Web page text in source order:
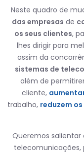
Neste quadro de
das empresas de
os seus clientes,
lhes dirigir para
assim da
sistemas de
além de
cliente,
trabalho, reduzem
Queremos salientar